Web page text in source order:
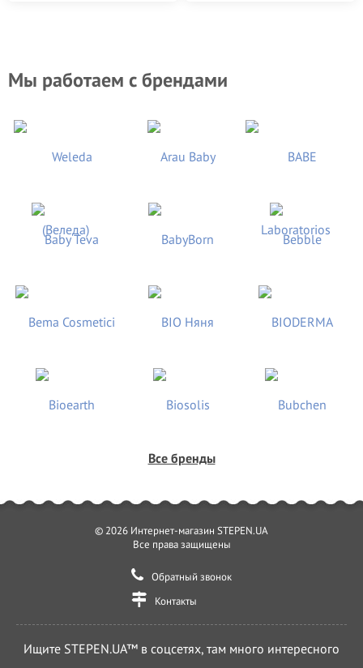
Мы работаем с брендами
Все бренды
© 2026 Интернет-магазин STEPEN.UA
Все права защищены
Обратный звонок
Контакты
Ищите STEPEN.UA™ в соцсетях, там много интересного